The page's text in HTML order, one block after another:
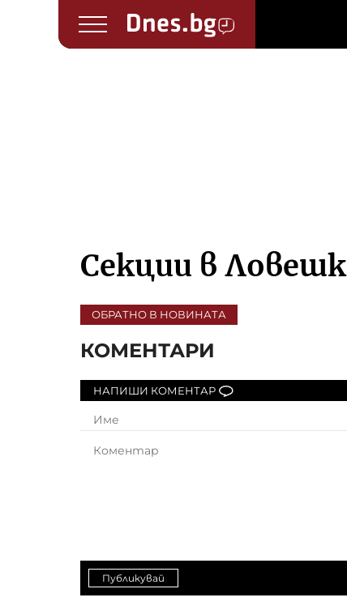
Секции в
ОБРАТНО В НОВИНАТА
КОМЕНТАРИ
НАПИШИ КОМЕНТАР
Публикувай